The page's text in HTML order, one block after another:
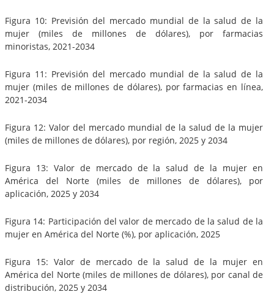
Figura 10: Previsión del mercado mundial de la salud de la
mujer (miles de millones de dólares), por farmacias
minoristas, 2021-2034
Figura 11: Previsión del mercado mundial de la salud de la
mujer (miles de millones de dólares), por farmacias en línea,
2021-2034
Figura 12: Valor del mercado mundial de la salud de la mujer
(miles de millones de dólares), por región, 2025 y 2034
Figura 13: Valor de mercado de la salud de la mujer en
América del Norte (miles de millones de dólares), por
aplicación, 2025 y 2034
Figura 14: Participación del valor de mercado de la salud de la
mujer en América del Norte (%), por aplicación, 2025
Figura 15: Valor de mercado de la salud de la mujer en
América del Norte (miles de millones de dólares), por canal de
distribución, 2025 y 2034